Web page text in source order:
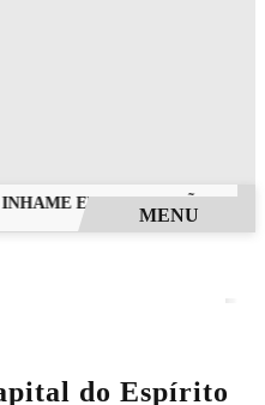
EM DOCES, PÃES E
MENU
do Espírito